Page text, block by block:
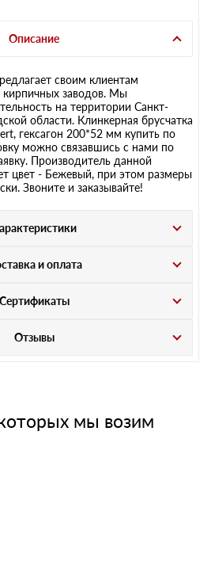
Описание
своим клиентам
заводов. Мы
на территории Санкт-
области. Клинкерная брусчатка
гексагон 200*52 мм купить по
можно связавшись с нами по
Производитель данной
цвет - Бежевый, при этом размеры
Звоните и заказывайте!
и оплата
Сертификаты
Отзывы
мы возим